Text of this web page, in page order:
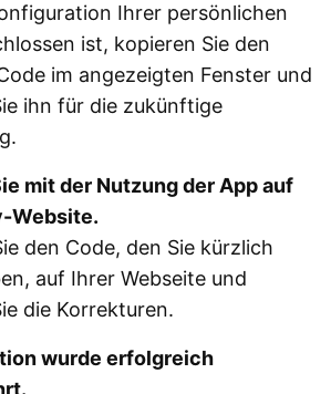
Ihrer persönlichen
ist, kopieren Sie den
im angezeigten Fenster und
ihn für die zukünftige
mit der Nutzung der App auf
Website.
den Code, den Sie kürzlich
auf Ihrer Webseite und
die Korrekturen.
wurde erfolgreich